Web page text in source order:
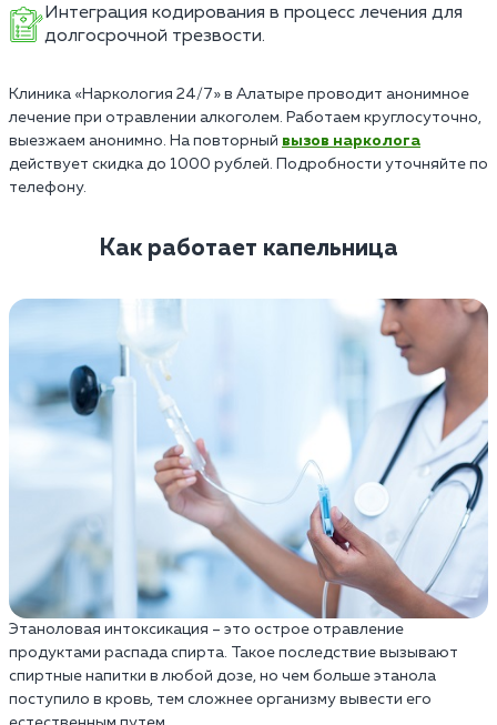
Интеграция кодирования в процесс лечения для
долгосрочной трезвости.
Клиника «Наркология 24/7» в Алатыре проводит анонимное
лечение при отравлении алкоголем. Работаем круглосуточно,
выезжаем анонимно. На повторный вызов нарколога
действует скидка до 1000 рублей. Подробности уточняйте по
телефону.
Как работает капельница
Этаноловая интоксикация – это острое отравление
продуктами распада спирта. Такое последствие вызывают
спиртные напитки в любой дозе, но чем больше этанола
поступило в кровь, тем сложнее организму вывести его